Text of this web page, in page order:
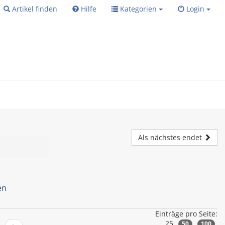
Artikel finden Hilfe Kategorien Login
Als nächstes endet
Einträge pro Seite:
25